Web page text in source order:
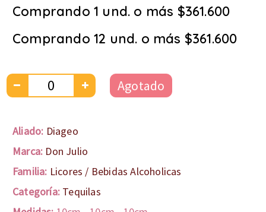
Comprando 1 und. o más $361.600
Comprando 12 und. o más $361.600
Agotado
Aliado: Diageo
Marca: Don Julio
Familia: Licores / Bebidas Alcoholicas
Categoría: Tequilas